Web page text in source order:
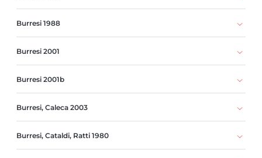
Burresi 1988
Burresi 2001
Burresi 2001b
Burresi, Caleca 2003
Burresi, Cataldi, Ratti 1980